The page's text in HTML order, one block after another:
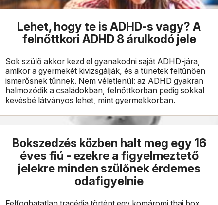
Lehet, hogy te is ADHD-s vagy? A
felnőttkori ADHD 8 árulkodó jele
Sok szülő akkor kezd el gyanakodni saját ADHD-jára,
amikor a gyermekét kivizsgálják, és a tünetek feltűnően
ismerősnek tűnnek. Nem véletlenül: az ADHD gyakran
halmozódik a családokban, felnőttkorban pedig sokkal
kevésbé látványos lehet, mint gyermekkorban.
Bokszedzés közben halt meg egy 16
éves fiú - ezekre a figyelmeztető
jelekre minden szülőnek érdemes
odafigyelnie